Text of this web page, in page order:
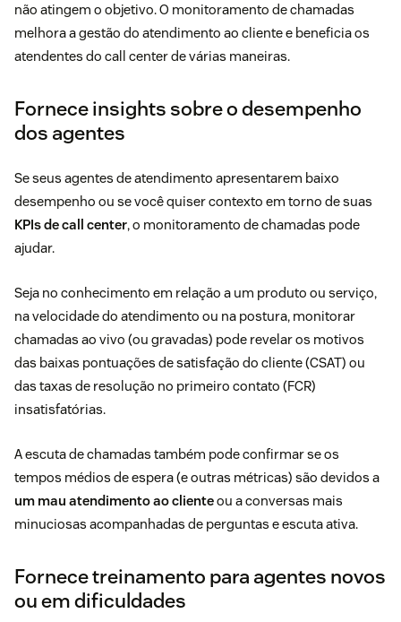
não atingem o objetivo. O monitoramento de chamadas
melhora a gestão do atendimento ao cliente e beneficia os
atendentes do call center de várias maneiras.
Fornece insights sobre o desempenho
dos agentes
Se seus agentes de atendimento apresentarem baixo
desempenho ou se você quiser contexto em torno de suas
KPIs de call center, o monitoramento de chamadas pode
ajudar.
Seja no conhecimento em relação a um produto ou serviço,
na velocidade do atendimento ou na postura, monitorar
chamadas ao vivo (ou gravadas) pode revelar os motivos
das baixas pontuações de satisfação do cliente (CSAT) ou
das taxas de resolução no primeiro contato (FCR)
insatisfatórias.
A escuta de chamadas também pode confirmar se os
tempos médios de espera (e outras métricas) são devidos a
um mau atendimento ao clienteou a conversas mais
minuciosas acompanhadas de perguntas e escuta ativa.
Fornece treinamento para agentes novos
ou em dificuldades